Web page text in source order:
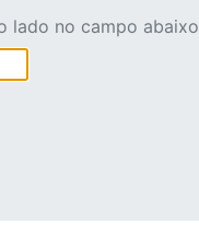
lado no campo abaixo